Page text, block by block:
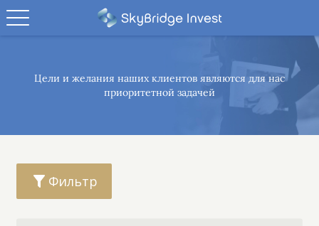
Цели и желания наших клиентов являются для нас
приоритетной задачей
Фильтр